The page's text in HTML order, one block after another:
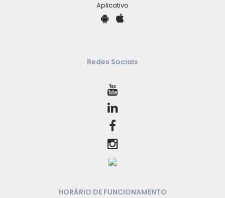
Aplicativo
Redes Sociais
HORÁRIO DE FUNCIONAMENTO